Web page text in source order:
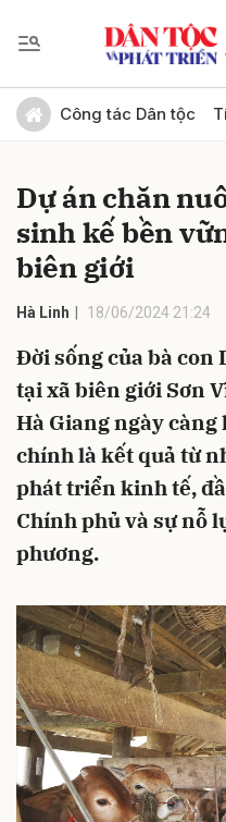
Công tác Dân tộc
Dự án chăn
sinh kế bền
biên giới
Hà Linh 18/06/2024 21:24
Đời sống của bà con
tại xã biên giới Sơn
Hà Giang ngày
chính là kết quả từ
phát triển kinh tế,
Chính phủ và sự nỗ
phương.
Gửi bình luận